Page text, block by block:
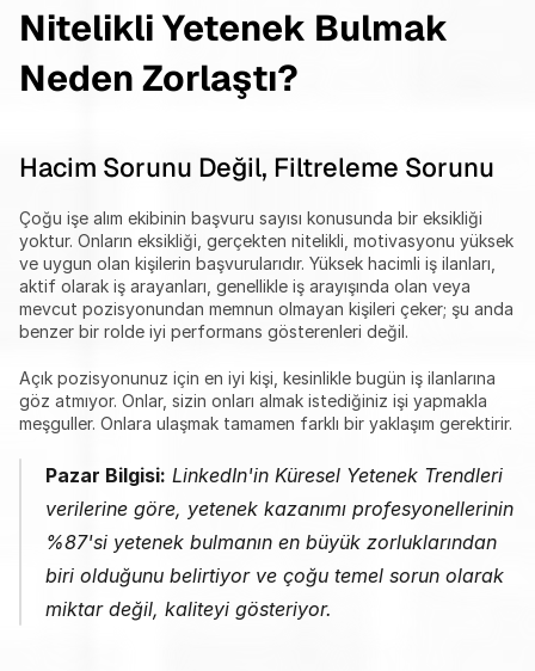
Nitelikli Yetenek Bulmak
Neden Zorlaştı?
Hacim Sorunu Değil, Filtreleme Sorunu
Çoğu işe alım ekibinin başvuru sayısı konusunda bir eksikliği
yoktur. Onların eksikliği, gerçekten nitelikli, motivasyonu yüksek
ve uygun olan kişilerin başvurularıdır. Yüksek hacimli iş ilanları,
aktif olarak iş arayanları, genellikle iş arayışında olan veya
mevcut pozisyonundan memnun olmayan kişileri çeker; şu anda
benzer bir rolde iyi performans gösterenleri değil.
Açık pozisyonunuz için en iyi kişi, kesinlikle bugün iş ilanlarına
göz atmıyor. Onlar, sizin onları almak istediğiniz işi yapmakla
meşguller. Onlara ulaşmak tamamen farklı bir yaklaşım gerektirir.
Pazar Bilgisi: LinkedIn'in Küresel Yetenek Trendleri
verilerine göre, yetenek kazanımı profesyonellerinin
%87'si yetenek bulmanın en büyük zorluklarından
biri olduğunu belirtiyor ve çoğu temel sorun olarak
miktar değil, kaliteyi gösteriyor.